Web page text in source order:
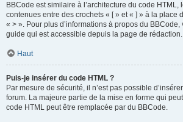
BBCode est similaire à l’architecture du code HTML,
contenues entre des crochets « [ » et « ] » à la place
« > ». Pour plus d’informations à propos du
guide qui est accessible depuis la page de rédaction.
Haut
Puis-je insérer du code HTML ?
Par mesure de sécurité, il n’est pas possible
forum. La majeure partie de la mise en forme qui
code HTML peut être remplacée par du BBCode.